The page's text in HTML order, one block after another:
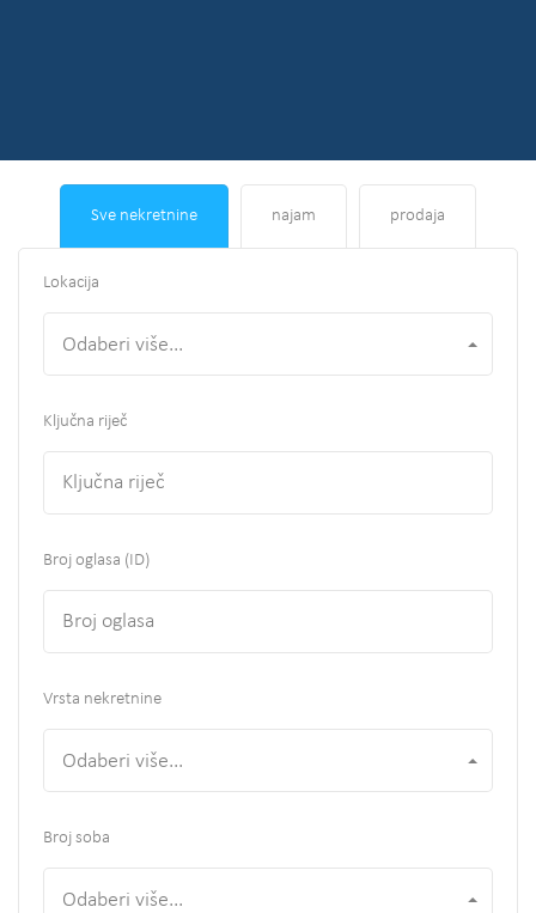
Sve nekretnine najam prodaja
Lokacija
Odaberi više...
Ključna riječ
Broj oglasa (ID)
Vrsta nekretnine
Odaberi više...
Broj soba
Odaberi više...